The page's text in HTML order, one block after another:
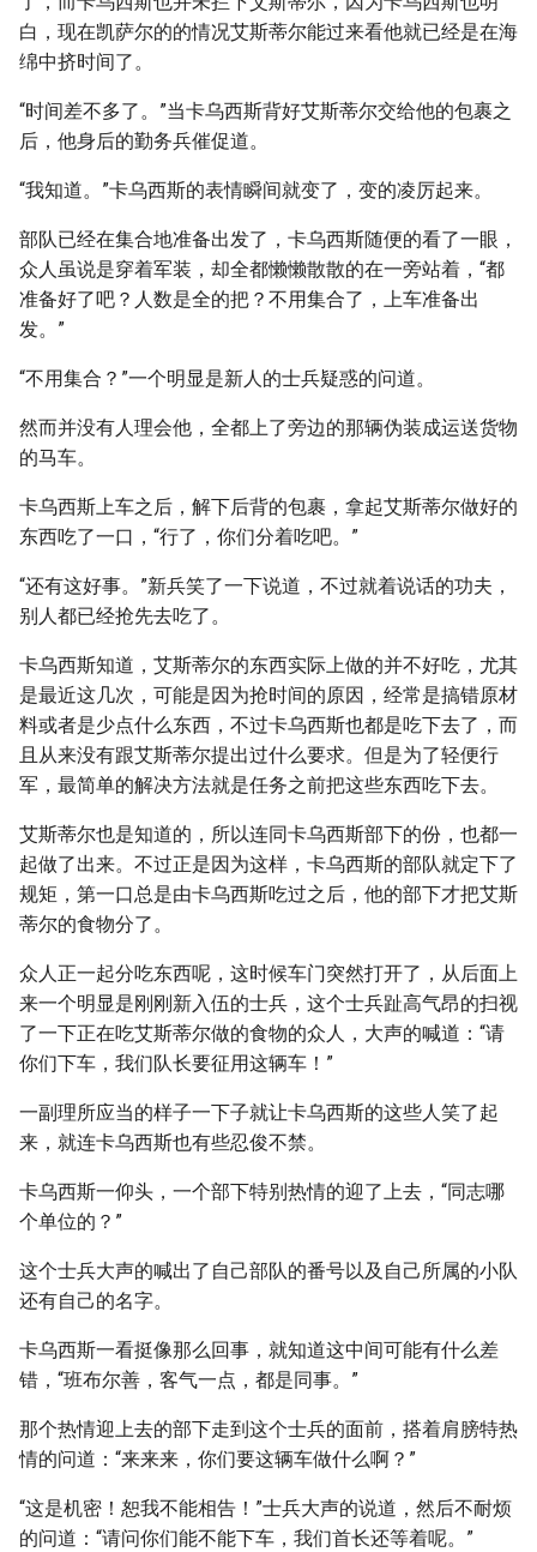
白，现在凯萨尔的的情况艾斯蒂尔能过来看他就已经是在海
绵中挤时间了。
“时间差不多了。”当卡乌西斯背好艾斯蒂尔交给他的包裹之
后，他身后的勤务兵催促道。
“我知道。”卡乌西斯的表情瞬间就变了，变的凌厉起来。
部队已经在集合地准备出发了，卡乌西斯随便的看了一眼，
众人虽说是穿着军装，却全都懒懒散散的在一旁站着，“都
准备好了吧？人数是全的把？不用集合了，上车准备出
发。”
“不用集合？”一个明显是新人的士兵疑惑的问道。
然而并没有人理会他，全都上了旁边的那辆伪装成运送货物
的马车。
卡乌西斯上车之后，解下后背的包裹，拿起艾斯蒂尔做好的
东西吃了一口，“行了，你们分着吃吧。”
“还有这好事。”新兵笑了一下说道，不过就着说话的功夫，
别人都已经抢先去吃了。
卡乌西斯知道，艾斯蒂尔的东西实际上做的并不好吃，尤其
是最近这几次，可能是因为抢时间的原因，经常是搞错原材
料或者是少点什么东西，不过卡乌西斯也都是吃下去了，而
且从来没有跟艾斯蒂尔提出过什么要求。但是为了轻便行
军，最简单的解决方法就是任务之前把这些东西吃下去。
艾斯蒂尔也是知道的，所以连同卡乌西斯部下的份，也都一
起做了出来。不过正是因为这样，卡乌西斯的部队就定下了
规矩，第一口总是由卡乌西斯吃过之后，他的部下才把艾斯
蒂尔的食物分了。
众人正一起分吃东西呢，这时候车门突然打开了，从后面上
来一个明显是刚刚新入伍的士兵，这个士兵趾高气昂的扫视
了一下正在吃艾斯蒂尔做的食物的众人，大声的喊道：“请
你们下车，我们队长要征用这辆车！”
一副理所应当的样子一下子就让卡乌西斯的这些人笑了起
来，就连卡乌西斯也有些忍俊不禁。
卡乌西斯一仰头，一个部下特别热情的迎了上去，“同志哪
个单位的？”
这个士兵大声的喊出了自己部队的番号以及自己所属的小队
还有自己的名字。
卡乌西斯一看挺像那么回事，就知道这中间可能有什么差
错，“班布尔善，客气一点，都是同事。”
那个热情迎上去的部下走到这个士兵的面前，搭着肩膀特热
情的问道：“来来来，你们要这辆车做什么啊？”
“这是机密！恕我不能相告！”士兵大声的说道，然后不耐烦
的问道：“请问你们能不能下车，我们首长还等着呢。”